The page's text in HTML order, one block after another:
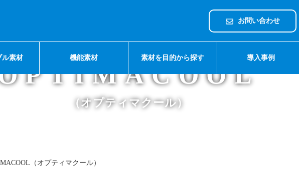
お問い合わせ
ル素材 機能素材 素材を目的から探す 導入事例
（オプティマクール）
（オプティマクール）